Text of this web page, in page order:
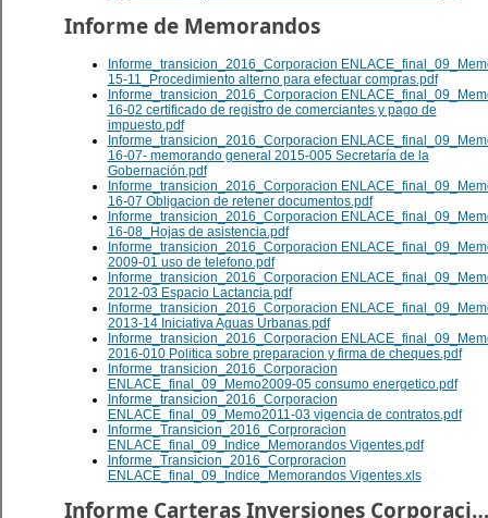
Informe de Memorandos
Informe_transicion_2016_Corporacion
15-11_Procedimiento alterno para efectuar compras.pdf
Informe_transicion_2016_Corporacion
16-02 certificado de registro de comerciantes y pago de
impuesto.pdf
Informe_transicion_2016_Corporacion
16-07- memorando general 2015-005 Secretaría de la
Gobernación.pdf
Informe_transicion_2016_Corporacion
16-07 Obligacion de retener documentos.pdf
Informe_transicion_2016_Corporacion
16-08_Hojas de asistencia.pdf
Informe_transicion_2016_Corporacion
2009-01 uso de telefono.pdf
Informe_transicion_2016_Corporacion
2012-03 Espacio Lactancia.pdf
Informe_transicion_2016_Corporacion
2013-14 Iniciativa Aguas Urbanas.pdf
Informe_transicion_2016_Corporacion
2016-010 Politica sobre preparacion y firma de cheques.pdf
Informe_transicion_2016_Corporacion
ENLACE_final_09_Memo2009-05 consumo energetico.pdf
Informe_transicion_2016_Corporacion
ENLACE_final_09_Memo2011-03 vigencia de contratos.pdf
Informe_Transicion_2016_Corproracion
ENLACE_final_09_Indice_Memorandos Vigentes.pdf
Informe_Transicion_2016_Corproracion
ENLACE_final_09_Indice_Memorandos Vigentes.xls
Informe Carteras Inversiones Corporaciones